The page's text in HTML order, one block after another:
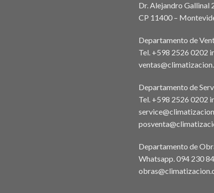
Dr. Alejandro Gallinal
CP 11400 –
Departamento de
Tel. +598 2526 0202
Departamento de
Tel. +598 2526 0202
Departamento de
Whatsapp. 094 230